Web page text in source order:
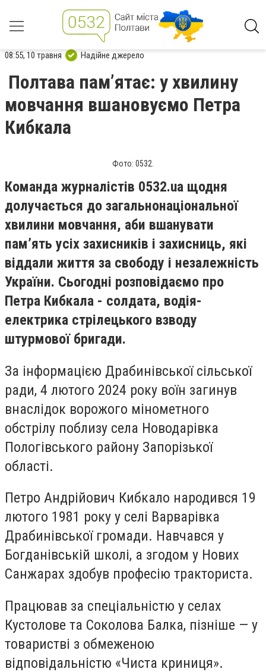
08:55, 10 травня Надійне джерело
Полтава пам’ятає: у хвилину
мовчання вшановуємо Петра
Кибкала
Фото: 0532.
Команда журналістів 0532.ua щодня
долучається до загальнонаціональної
хвилини мовчання, аби вшанувати
пам’ять усіх захисників і захисниць, які
віддали життя за свободу і незалежність
України. Сьогодні розповідаємо про
Петра Кибкала - солдата, водія-
електрика стрілецького взводу
штурмової бригади.
За інформацією Драбинівської сільської
ради, 4 лютого 2024 року воїн загинув
внаслідок ворожого мінометного
обстрілу поблизу села Новодарівка
Пологівського району Запорізької
області.
Петро Андрійович Кибкало народився 19
лютого 1981 року у селі Варварівка
Драбинівської громади. Навчався у
Богданівській школі, а згодом у Нових
Санжарах здобув професію тракториста.
Працював за спеціальністю у селах
Кустолове та Соколова Балка, пізніше — у
товаристві з обмеженою
відповідальністю «Чиста криниця».